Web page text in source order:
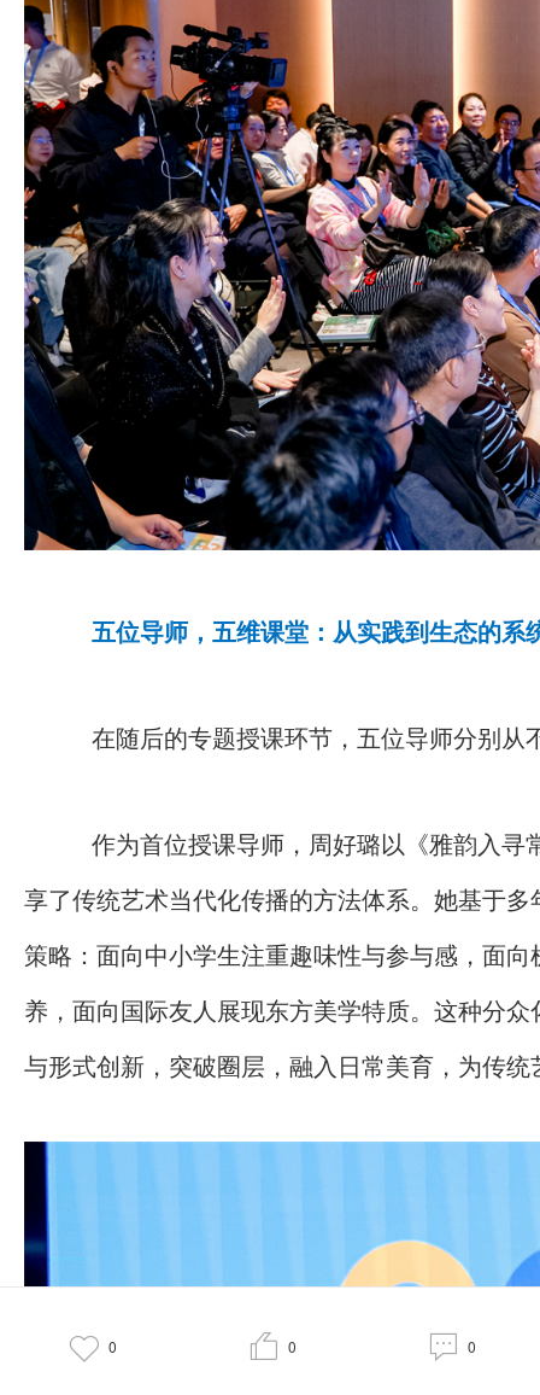
五位导师，五维课堂：从实践到生态的系
在随后的专题授课环节，五位导师分别从
作为首位授课导师，周好璐以《雅韵入
享了传统艺术当代化传播的方法体系。她基于
策略：面向中小学生注重趣味性与参与感，面
养，面向国际友人展现东方美学特质。这种分
与形式创新，突破圈层，融入日常美育，为传
 0  0  0